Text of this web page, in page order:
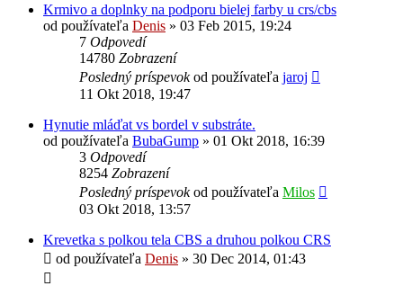
Krmivo a doplnky na podporu bielej farby u crs/cbs
od používateľa Denis » 03 Feb 2015, 19:24
7 Odpovedí
14780 Zobrazení
Posledný príspevokod používateľa jaroj
11 Okt 2018, 19:47
Hynutie mláďat vs bordel v substráte.
od používateľa BubaGump » 01 Okt 2018, 16:39
3 Odpovedí
8254 Zobrazení
Posledný príspevokod používateľa Milos
03 Okt 2018, 13:57
Krevetka s polkou tela CBS a druhou polkou CRS
od používateľa Denis » 30 Dec 2014, 01:43